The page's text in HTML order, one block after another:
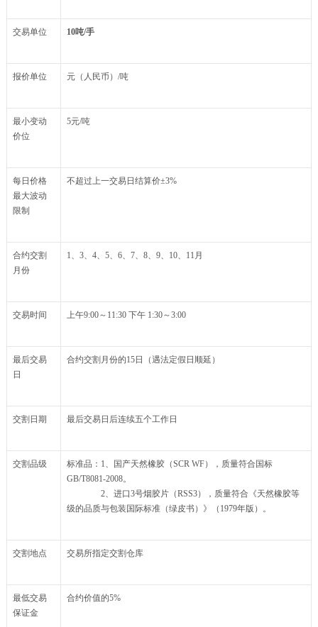
交易单位 10吨/手
报价单位 元（人民币）/吨
最小变动
价位
5元/吨
每日价格
最大波动
限制
不超过上一交易日结算价±3%
合约交割
月份
1、3、4、5、6、7、8、9、10、11月
交易时间 上午9:00～11:30 下午 1:30～3:00
最后交易
日
合约交割月份的15日（遇法定假日顺延）
交割日期 最后交易日后连续五个工作日
交割品级
标准品：1、国产天然橡胶（SCR WF），质量符合国标
GB/T8081-2008。
2、进口3号烟胶片（RSS3），质量符合《天然橡胶等
级的品质与包装国际标准（绿皮书）》（1979年版）。
交割地点 交易所指定交割仓库
最低交易
保证金
合约价值的5%